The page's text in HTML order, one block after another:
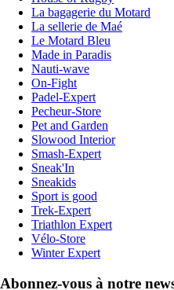
La bagagerie du Motard
La sellerie de Maé
Le Motard Bleu
Made in Paradis
Nauti-wave
On-Fight
Padel-Expert
Pecheur-Store
Pet and Garden
Slowood Interior
Smash-Expert
Sneak'In
Sneakids
Sport is good
Trek-Expert
Triathlon Expert
Vélo-Store
Winter Expert
Abonnez-vous à notre